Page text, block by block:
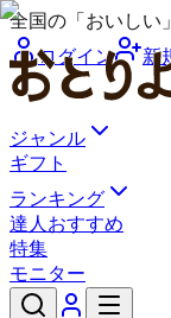
全国の「おいしい
ログイン
新
ジャンル
ギフト
ランキング
達人おすすめ
特集
モニター